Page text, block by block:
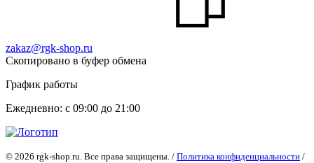
zakaz@rgk-shop.ru
Скопировано в буфер обмена
График работы
Ежедневно: с 09:00 до 21:00
© 2026 rgk-shop.ru. Все права защищены. / Политика конфиденциальности /